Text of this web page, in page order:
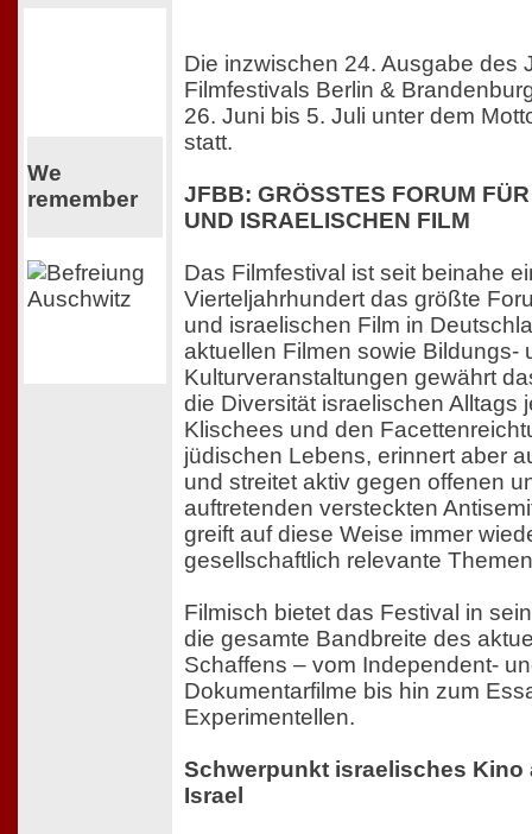
We
remember
Die inzwischen 24. Ausgabe des
Filmfestivals Berlin &
26. Juni bis 5. Juli unter dem
statt.
JFBB: GRÖSSTES FORUM
UND ISRAELISCHEN FILM
Das Filmfestival ist seit beinahe
Vierteljahrhundert das größte
und israelischen Film in
aktuellen Filmen sowie Bildungs-
Kulturveranstaltungen gewährt
die Diversität israelischen Alltags
Klischees und den
jüdischen Lebens, erinnert aber
und streitet aktiv gegen offenen
auftretenden versteckten
greift auf diese Weise immer
gesellschaftlich relevante
Filmisch bietet das Festival in
die gesamte Bandbreite des
Schaffens – vom Independent-
Dokumentarfilme bis hin zum
Experimentellen.
Schwerpunkt israelisches Kino
Israel